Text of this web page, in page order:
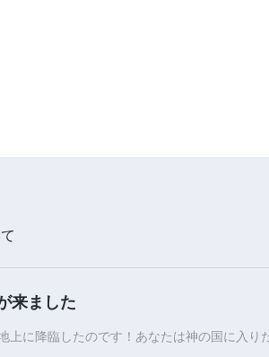
像するほ
来ました
上に降臨したのです！あなたは神の国に入り